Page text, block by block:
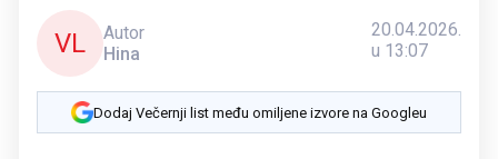
VL
Autor
Hina
20.04.2026.
u 13:07
Dodaj Večernji list među omiljene izvore na Googleu